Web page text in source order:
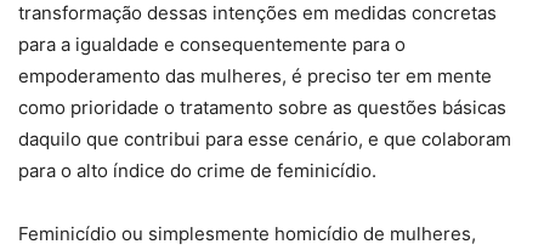
transformação dessas intenções em medidas concretas
para a igualdade e consequentemente para o
empoderamento das mulheres, é preciso ter em mente
como prioridade o tratamento sobre as questões básicas
daquilo que contribui para esse cenário, e que colaboram
para o alto índice do crime de feminicídio.
Feminicídio ou simplesmente homicídio de mulheres,